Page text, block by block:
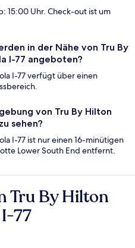
15:00 Uhr. Check-out ist um
in der Nähe von Tru By
I-77 angeboten?
I-77 verfügt über einen
von Tru By Hilton
sehen?
I-77 ist nur einen 16-minütigen
Lower South End entfernt.
Tru By Hilton
77